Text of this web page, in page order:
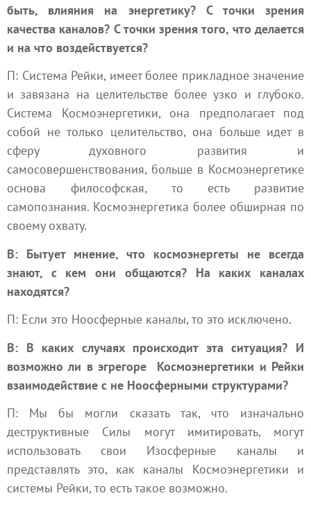
быть, влияния на энергетику? С точки зрения
качества каналов? С точки зрения того, что делается
и на что воздействуется?
П: Система Рейки, имеет более прикладное значение
и завязана на целительстве более узко и глубоко.
Система Космоэнергетики, она предполагает под
собой не только целительство, она больше идет в
сферу духовного развития и
самосовершенствования, больше в Космоэнергетике
основа философская, то есть развитие
самопознания. Космоэнергетика более обширная по
своему охвату.
В: Бытует мнение, что космоэнергеты не всегда
знают, с кем они общаются? На каких каналах
находятся?
П: Если это Ноосферные каналы, то это исключено.
В: В каких случаях происходит эта ситуация? И
возможно ли вэгрегоре Космоэнергетики и Рейки
взаимодействие с не Ноосферными структурами?
П: Мы бы могли сказать так, что изначально
деструктивные Силы могут имитировать, могут
использовать свои Изосферные каналы и
представлять это, как каналы Космоэнергетики и
системы Рейки, то есть такое возможно.